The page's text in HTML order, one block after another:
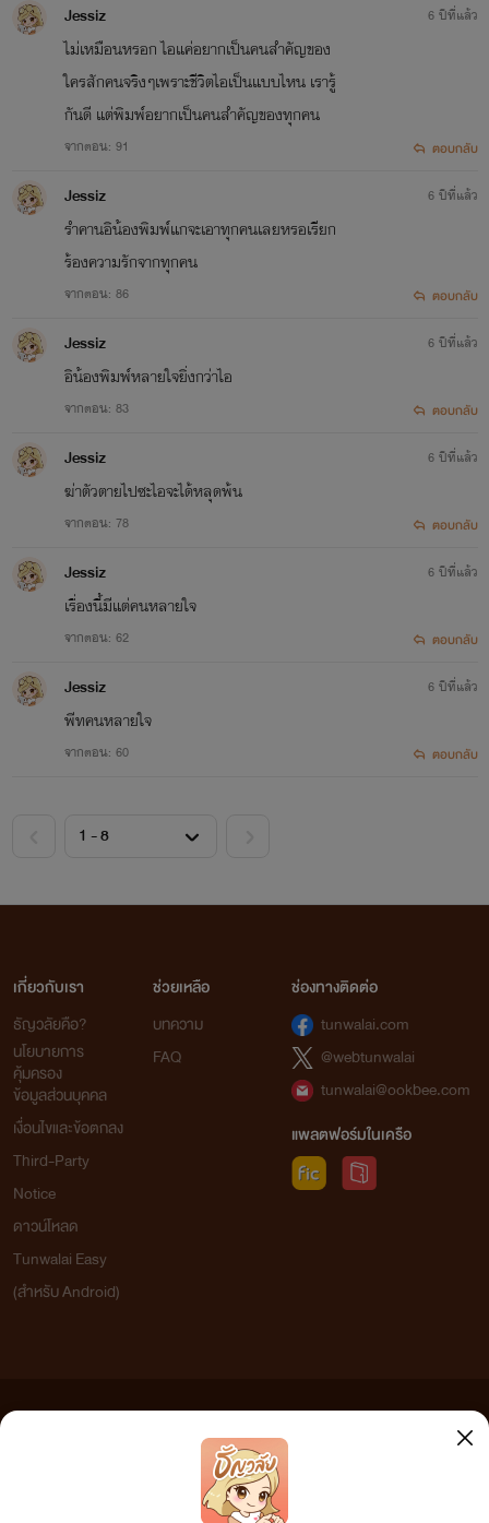
Jessiz
ไม่เหมือนหรอก ไอแค่อยากเป็นคนสำคัญของ
ใครสักคนจริงๆเพราะชีวิตไอเป็นแบบไหน เรารู้
กันดี แต่พิมพ์อยากเป็นคนสำคัญของทุกคน
จากตอน: 91
6 ปีที่แล้ว
ตอบกลับ
Jessiz
รำคานอิน้องพิมพ์แกจะเอาทุกคนเลยหรอเรียก
ร้องความรักจากทุกคน
จากตอน: 86
6 ปีที่แล้ว
ตอบกลับ
Jessiz
อิน้องพิมพ์หลายใจยิ่งกว่าไอ
จากตอน: 83
6 ปีที่แล้ว
ตอบกลับ
Jessiz
ฆ่าตัวตายไปซะไอจะได้หลุดพ้น
จากตอน: 78
6 ปีที่แล้ว
ตอบกลับ
Jessiz
เรื่องนี้มีแต่คนหลายใจ
จากตอน: 62
6 ปีที่แล้ว
ตอบกลับ
Jessiz
พีทคนหลายใจ
จากตอน: 60
6 ปีที่แล้ว
ตอบกลับ
เกี่ยวกับเรา
ธัญวลัยคือ?
นโยบายการ
คุ้มครอง
ข้อมูลส่วนบุคคล
เงื่อนไขและข้อตกลง
Third-Party
Notice
ดาวน์โหลด
Tunwalai Easy
(สำหรับ Android)
ช่วยเหลือ
บทความ
FAQ
ช่องทางติดต่อ
tunwalai.com
@webtunwalai
tunwalai@ookbee.com
แพลตฟอร์มในเครือ
เว็บไซต์แห่งนี้ไม่ได้เห็นด้วยและไม่ขอรับผิดชอบต่อข้อความใดๆ ทั้งสิ้น ดังนั้นผู้อ่านทุกท่านโปรดใช้
วิจารณญาณในการกลั่นกรองด้วยตนเอง และหากท่านพบข้อความใดๆ ที่ขัดต่อกฎหมายและศีลธรรม
กรุณาแจ้งมาที่ tunwalai@ookbee.com เพื่อทีมงานจะได้ดำเนินการในทันที ทั้งนี้ ทางเว็บไซต์ขอสงวน
ลิขสิทธิ์ตามพระราชบัญญัติลิขสิทธิ์ (ฉบับเพิ่มเติม) พ.ศ.2558